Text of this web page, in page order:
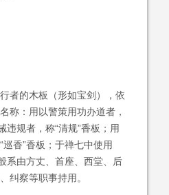
的木板（形如宝剑），依
称：用以警策用功办道者，
违规者，称“清规”香板；用
香”香板；于禅七中使用
系由方丈、首座、西堂、后
纠察等职事持用。